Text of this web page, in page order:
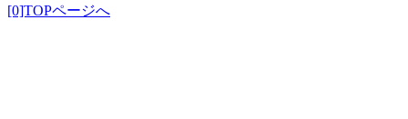
[0]TOPページへ